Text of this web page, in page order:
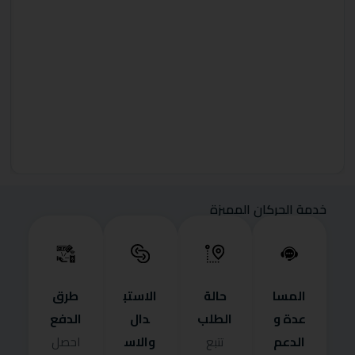
خدمة الحركان المميزة
المسا
عدة و
الدعم
حالة
الطلب
تتبع
الاستب
دال
والاس
طرق
الدفع
احصل